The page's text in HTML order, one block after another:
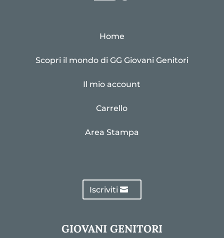
Home
Scopri il mondo di GG Giovani Genitori
Il mio account
Carrello
Area Stampa
Iscriviti
GIOVANI GENITORI